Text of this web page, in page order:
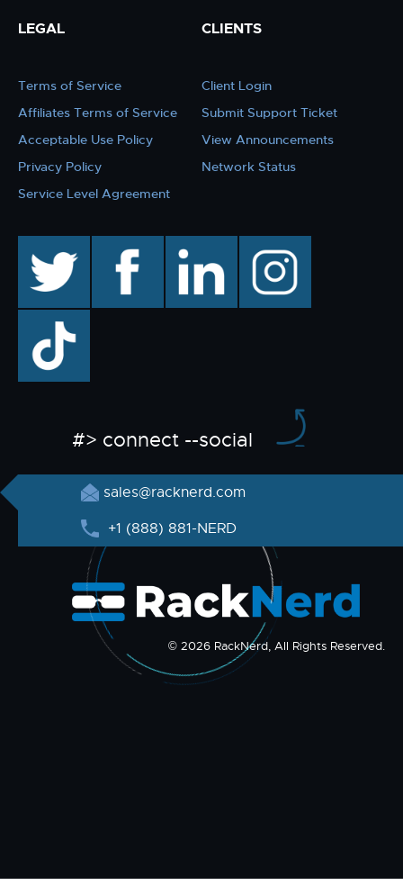
LEGAL
Terms of Service
Affiliates Terms of Service
Acceptable Use Policy
Privacy Policy
Service Level Agreement
CLIENTS
Client Login
Submit Support Ticket
View Announcements
Network Status
facebook linkedin instagram
TikTok
#> connect --social
sales@racknerd.com
+1 (888) 881-NERD
© 2026 RackNerd, All Rights Reserved.